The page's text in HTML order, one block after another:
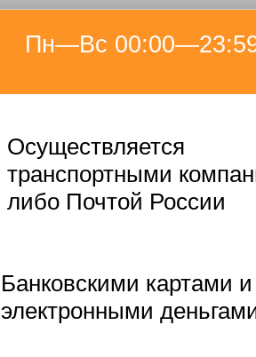
Пн—Вс
Осуществляется
транспортными
либо Почтой России
Банковскими картами и
электронными